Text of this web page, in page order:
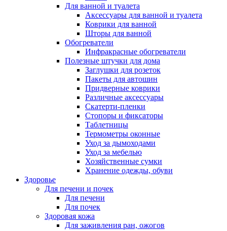
Для ванной и туалета
Аксессуары для ванной и туалета
Коврики для ванной
Шторы для ванной
Обогреватели
Инфракрасные обогреватели
Полезные штучки для дома
Заглушки для розеток
Пакеты для автошин
Придверные коврики
Различные аксессуары
Скатерти-пленки
Стопоры и фиксаторы
Таблетницы
Термометры оконные
Уход за дымоходами
Уход за мебелью
Хозяйственные сумки
Хранение одежды, обуви
Здоровье
Для печени и почек
Для печени
Для почек
Здоровая кожа
Для заживления ран, ожогов